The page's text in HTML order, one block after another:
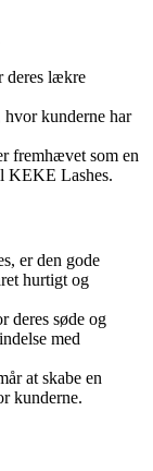
deres lækre
kunderne har
fremhævet som en
KEKE Lashes.
er den gode
hurtigt og
deres søde og
med
at skabe en
kunderne.